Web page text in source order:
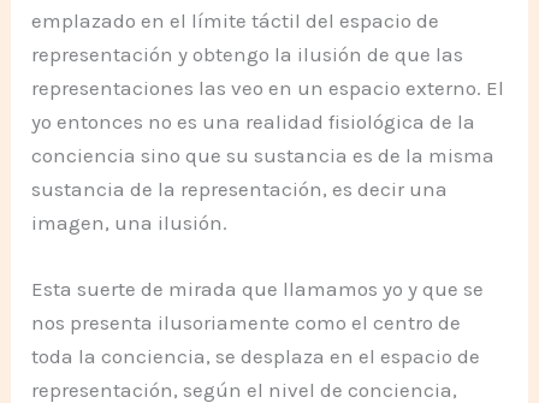
emplazado en el límite táctil del espacio de
representación y obtengo la ilusión de que las
representaciones las veo en un espacio externo. El
yo entonces no es una realidad fisiológica de la
conciencia sino que su sustancia es de la misma
sustancia de la representación, es decir una
imagen, una ilusión.
Esta suerte de mirada que llamamos yo y que se
nos presenta ilusoriamente como el centro de
toda la conciencia, se desplaza en el espacio de
representación, según el nivel de conciencia,